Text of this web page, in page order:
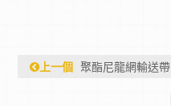
上一個 聚酯尼龍網輸送帶